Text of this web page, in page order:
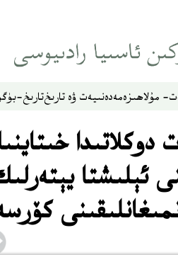
مۇلاھىزەمەدەنىيەت ۋە تارىختارىخ-
ئېلىشتا